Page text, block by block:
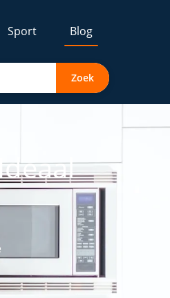
Sport Blog
Zoek